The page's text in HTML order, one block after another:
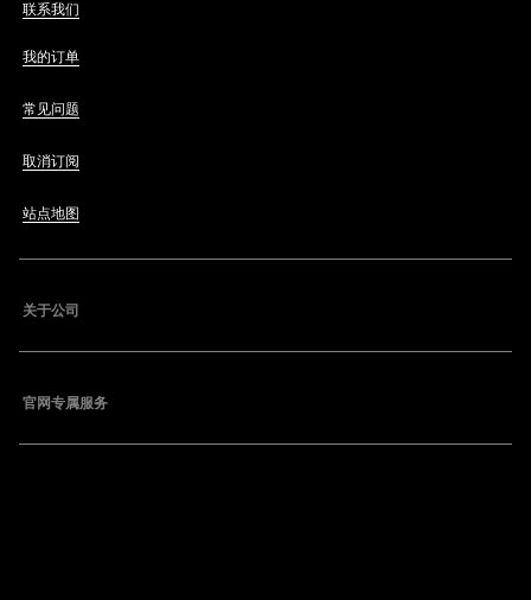
联系我们
我的订单
常见问题
取消订阅
站点地图
关于公司
官网专属服务